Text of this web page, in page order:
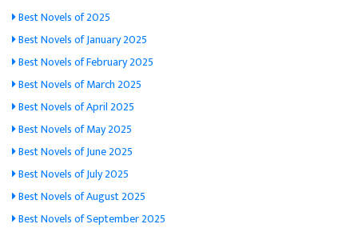
Best Novels of 2025
Best Novels of January 2025
Best Novels of February 2025
Best Novels of March 2025
Best Novels of April 2025
Best Novels of May 2025
Best Novels of June 2025
Best Novels of July 2025
Best Novels of August 2025
Best Novels of September 2025